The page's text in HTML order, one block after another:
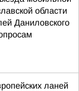
области
Даниловского
ланей